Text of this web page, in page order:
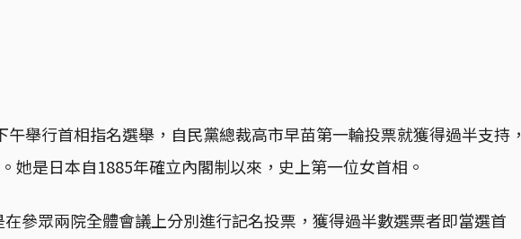
午舉行首相指名選舉，自民黨總裁高市早苗第一輪投票就獲得過半支持，
她是日本自1885年確立內閣制以來，史上第一位女首相。
參眾兩院全體會議上分別進行記名投票，獲得過半數選票者即當選首